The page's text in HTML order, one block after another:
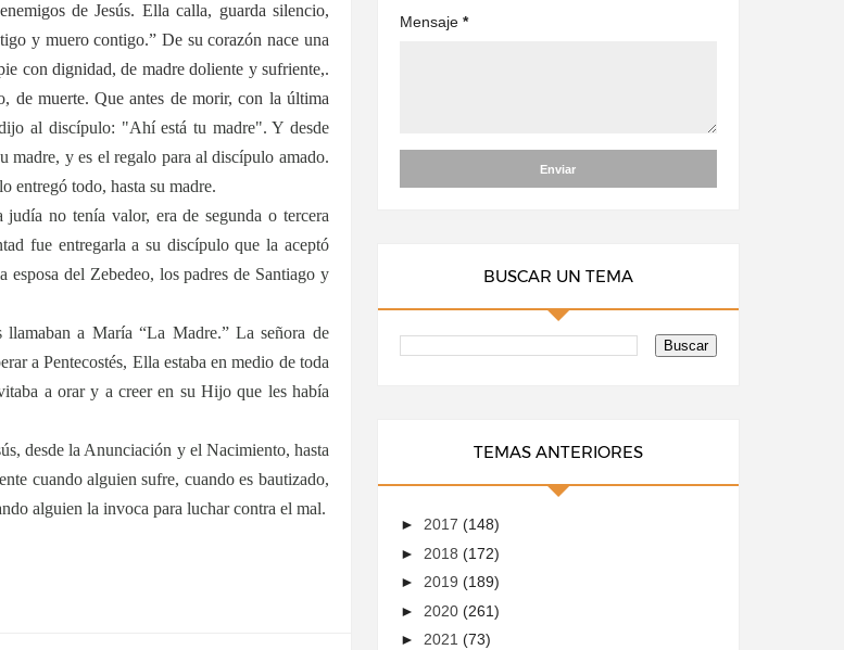
de Jesús. Ella calla, guarda silencio,
y muero contigo.” De su corazón nace una
con dignidad, de madre doliente y sufriente,.
de muerte. Que antes de morir, con la última
al discípulo: "Ahí está tu madre". Y desde
madre, y es el regalo para al discípulo amado.
entregó todo, hasta su madre.
no tenía valor, era de segunda o tercera
fue entregarla a su discípulo que la aceptó
del Zebedeo, los padres de Santiago y
llamaban a María “La Madre.” La señora de
a Pentecostés, Ella estaba en medio de toda
a orar y a creer en su Hijo que les había
desde la Anunciación y el Nacimiento, hasta
cuando alguien sufre, cuando es bautizado,
alguien la invoca para luchar contra el mal.
Mensaje *
BUSCAR UN TEMA
TEMAS ANTERIORES
► 2017 (148)
► 2018 (172)
► 2019 (189)
► 2020 (261)
► 2021 (73)